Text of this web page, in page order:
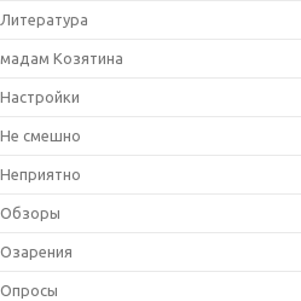
Литература
мадам Козятина
Настройки
Не смешно
Неприятно
Обзоры
Озарения
Опросы